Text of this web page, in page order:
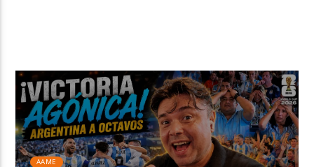
AAME